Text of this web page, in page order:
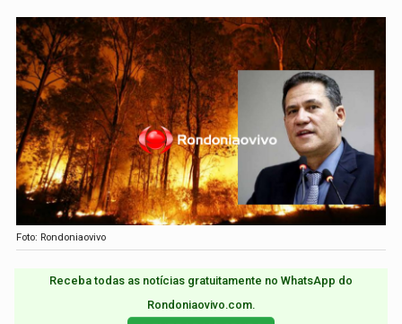
Foto: Rondoniaovivo
Receba todas as notícias gratuitamente no WhatsApp do
Rondoniaovivo.com.​